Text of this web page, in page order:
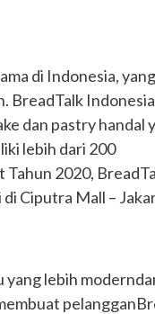
di Indonesia,
BreadTalk
dan pastry handal
lebih dari 200
2020,
Ciputra Mall –
lebih